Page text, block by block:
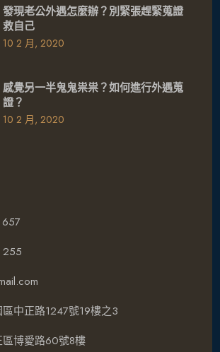
發現老公外遇怎麼辦？別緊張趕緊蒐證
救自己
10 2 月, 2020
感覺另一半鬼鬼祟祟？如何進行外遇蒐
證？
10 2 月, 2020
中正路1247號19樓之3
區博愛路60號8樓